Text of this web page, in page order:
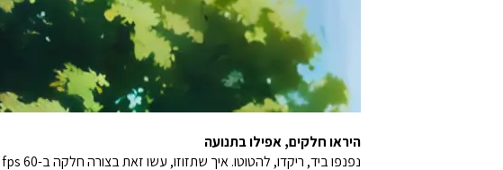
היראו חלקים, אפילו בתנועה